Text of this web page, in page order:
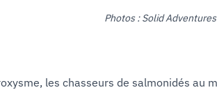
Photos : Solid Adventures
les chasseurs de salmonidés au